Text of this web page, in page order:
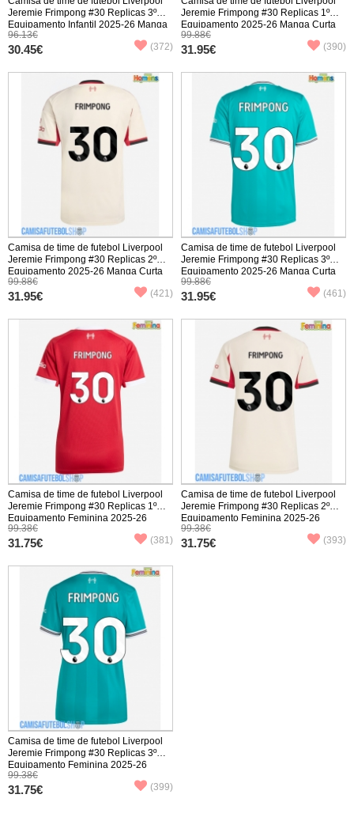
Jeremie Frimpong #30 Replicas 3º
Equipamento Infantil 2025-26 Manga
Curta (+ Calças curtas)
96.13€
30.45€ (372)
Jeremie Frimpong #30 Replicas 1º
Equipamento 2025-26 Manga Curta
99.88€
31.95€ (390)
Camisa de time de futebol Liverpool
Jeremie Frimpong #30 Replicas 2º
Equipamento 2025-26 Manga Curta
99.88€
31.95€ (421)
Camisa de time de futebol Liverpool
Jeremie Frimpong #30 Replicas 3º
Equipamento 2025-26 Manga Curta
99.88€
31.95€ (461)
Camisa de time de futebol Liverpool
Jeremie Frimpong #30 Replicas 1º
Equipamento Feminina 2025-26
Manga Curta
99.38€
31.75€ (381)
Camisa de time de futebol Liverpool
Jeremie Frimpong #30 Replicas 2º
Equipamento Feminina 2025-26
Manga Curta
99.38€
31.75€ (393)
Camisa de time de futebol Liverpool
Jeremie Frimpong #30 Replicas 3º
Equipamento Feminina 2025-26
Manga Curta
99.38€
31.75€ (399)